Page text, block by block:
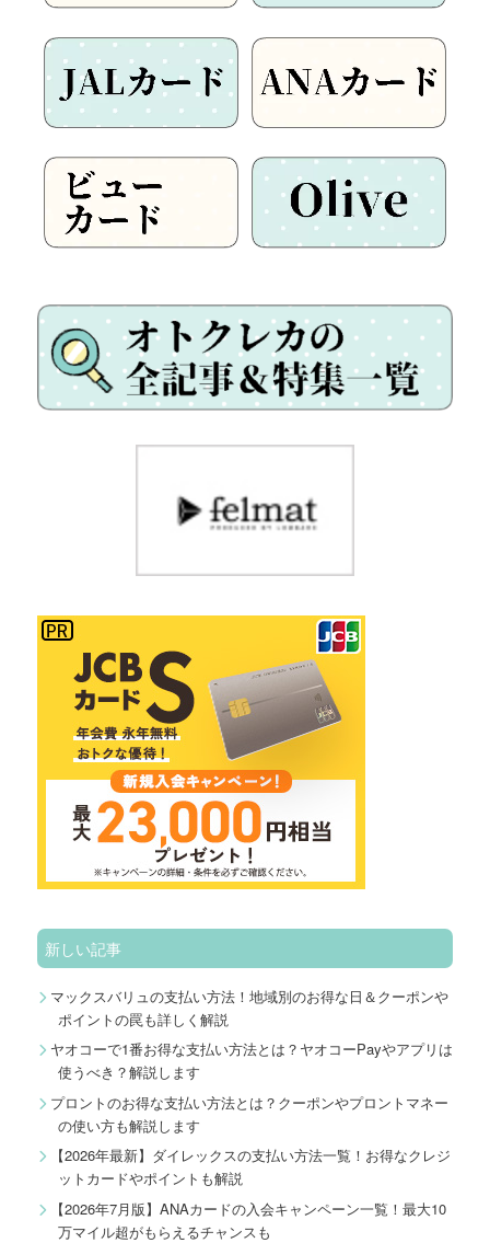
新しい記事
マックスバリュの支払い方法！地域別のお得な日＆クーポンや
ポイントの罠も詳しく解説
ヤオコーで1番お得な支払い方法とは？ヤオコーPayやアプリは
使うべき？解説します
プロントのお得な支払い方法とは？クーポンやプロントマネー
の使い方も解説します
【2026年最新】ダイレックスの支払い方法一覧！お得なクレジ
ットカードやポイントも解説
【2026年7月版】ANAカードの入会キャンペーン一覧！最大10
万マイル超がもらえるチャンスも